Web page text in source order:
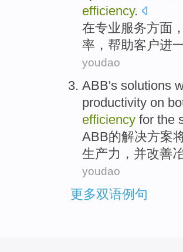
efficiency.
在专业服务方面，
率 ， 帮助客户进
youdao
ABB's solutions
productivity on
efficiency for the
ABB的解决方案
生产力 ， 并改善
youdao
更多双语例句